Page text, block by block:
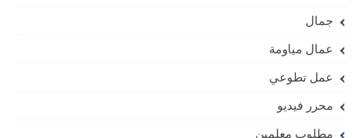
جمال
عمال مياومة
عمل تطوعي
محرر فيديو
مطلوب معلمين